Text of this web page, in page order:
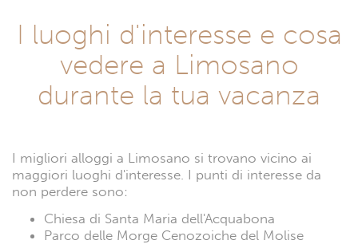
I luoghi d'interesse e cosa
vedere a Limosano
durante la tua vacanza
I migliori alloggi a Limosano si trovano vicino ai
maggiori luoghi d'interesse. I punti di interesse da
non perdere sono:
Chiesa di Santa Maria dell'Acquabona
Parco delle Morge Cenozoiche del Molise